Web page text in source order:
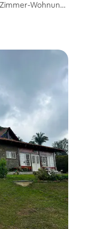
Wohnung